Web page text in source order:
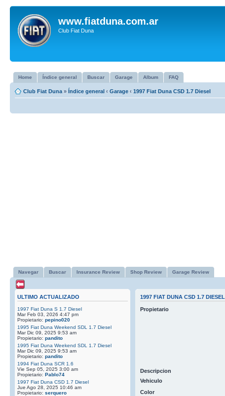
www.fiatduna.com.ar
Club Fiat Duna
Home Índice general Buscar Garage Album FAQ
Club Fiat Duna » Índice general ‹ Garage ‹ 1997 Fiat Duna CSD 1.7 Diesel
Navegar Buscar Insurance Review Shop Review Garage Review
ULTIMO ACTUALIZADO
1997 Fiat Duna S 1.7 Diesel
Mar Feb 03, 2026 4:47 pm
Propietario: pepino020
1995 Fiat Duna Weekend SDL 1.7 Diesel
Mar Dic 09, 2025 9:53 am
Propietario: pandito
1995 Fiat Duna Weekend SDL 1.7 Diesel
Mar Dic 09, 2025 9:53 am
Propietario: pandito
1994 Fiat Duna SCR 1.6
Vie Sep 05, 2025 3:00 am
Propietario: Pablo74
1997 Fiat Duna CSD 1.7 Diesel
Jue Ago 28, 2025 10:46 am
Propietario: serquero
1997 FIAT DUNA CSD 1.7 DIESEL
Propietario
Descripcion
Vehiculo
Color